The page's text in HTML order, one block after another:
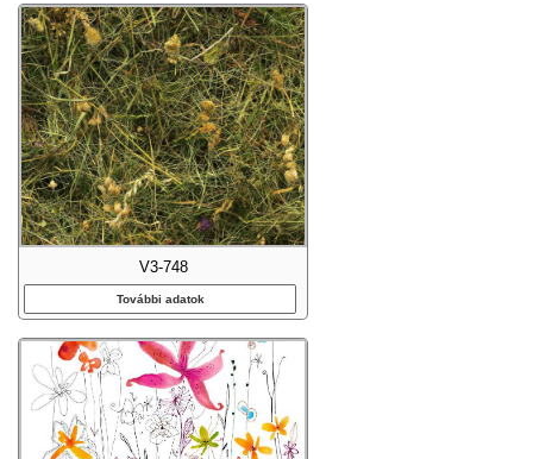
V3-748
További adatok